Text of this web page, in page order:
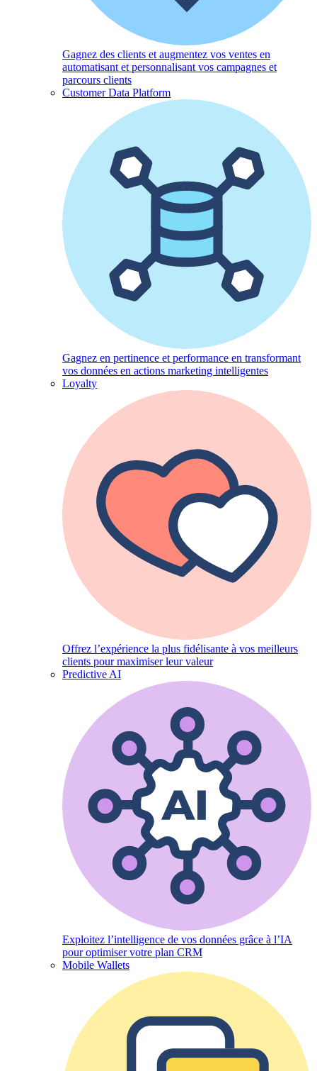
Gagnez des clients et augmentez vos ventes en
automatisant et personnalisant vos campagnes et
parcours clients
Customer Data Platform
Gagnez en pertinence et performance en transformant
vos données en actions marketing intelligentes
Loyalty
Offrez l’expérience la plus fidélisante à vos meilleurs
clients pour maximiser leur valeur
Predictive AI
Exploitez l’intelligence de vos données grâce à l’IA
pour optimiser votre plan CRM
Mobile Wallets